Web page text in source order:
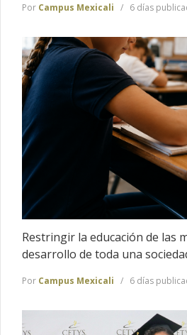
Por Campus Mexicali 6 días
Restringir la educación de las
desarrollo de toda una
Por Campus Mexicali 6 días